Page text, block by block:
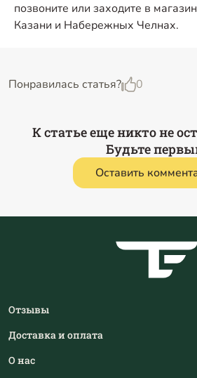
позвоните или заходите в
Казани и Набережных Челнах.
Понравилась статья? 0
К статье еще никто не
Будьте
Оставить
Отзывы
Доставка и оплата
О нас